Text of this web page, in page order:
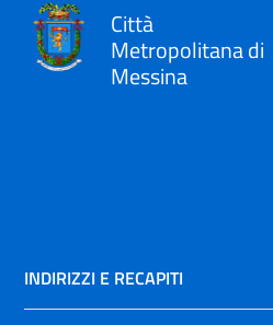
Città
Metropolitana di
Messina
INDIRIZZI E RECAPITI